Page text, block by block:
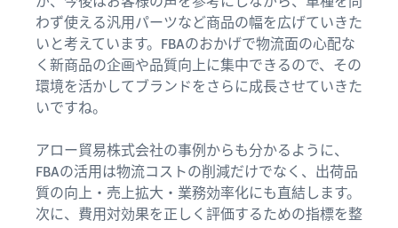
わず使える汎用パーツなど商品の幅を広げていきた
いと考えています。FBAのおかげで物流面の心配な
く新商品の企画や品質向上に集中できるので、その
環境を活かしてブランドをさらに成長させていきた
いですね。
アロー貿易株式会社の事例からも分かるように、
FBAの活用は物流コストの削減だけでなく、出荷品
質の向上・売上拡大・業務効率化にも直結します。
次に、費用対効果を正しく評価するための指標を整